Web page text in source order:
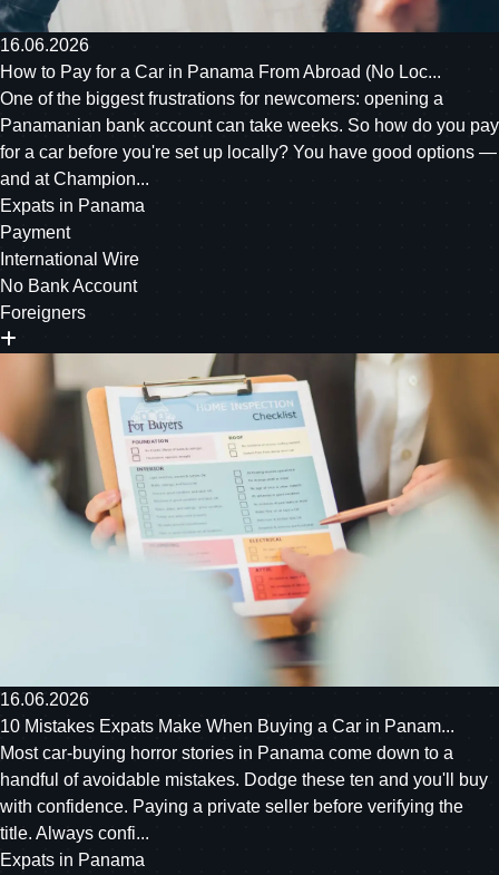
16.06.2026
How to Pay for a Car in Panama From Abroad (No Loc...
One of the biggest frustrations for newcomers: opening a
Panamanian bank account can take weeks. So how do you pay
for a car before you're set up locally? You have good options —
and at Champion...
Expats in Panama
Payment
International Wire
No Bank Account
Foreigners
16.06.2026
10 Mistakes Expats Make When Buying a Car in Panam...
Most car-buying horror stories in Panama come down to a
handful of avoidable mistakes. Dodge these ten and you'll buy
with confidence. Paying a private seller before verifying the
title. Always confi...
Expats in Panama